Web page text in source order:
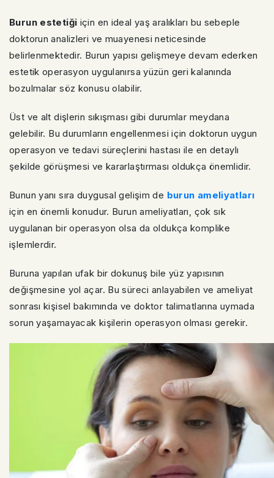
Burun estetiği için en ideal yaş aralıkları bu sebeple
doktorun analizleri ve muayenesi neticesinde
belirlenmektedir. Burun yapısı gelişmeye devam ederken
estetik operasyon uygulanırsa yüzün geri kalanında
bozulmalar söz konusu olabilir.
Üst ve alt dişlerin sıkışması gibi durumlar meydana
gelebilir. Bu durumların engellenmesi için doktorun uygun
operasyon ve tedavi süreçlerini hastası ile en detaylı
şekilde görüşmesi ve kararlaştırması oldukça önemlidir.
Bunun yanı sıra duygusal gelişim de burun ameliyatları
için en önemli konudur. Burun ameliyatları, çok sık
uygulanan bir operasyon olsa da oldukça komplike
işlemlerdir.
Buruna yapılan ufak bir dokunuş bile yüz yapısının
değişmesine yol açar. Bu süreci anlayabilen ve ameliyat
sonrası kişisel bakımında ve doktor talimatlarına uymada
sorun yaşamayacak kişilerin operasyon olması gerekir.